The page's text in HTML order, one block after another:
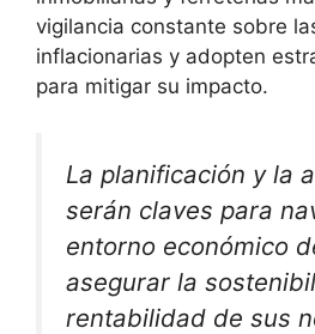
vigilancia constante sobre
inflacionarias y adopten
para mitigar su impacto.
La planificación y la
serán claves para
entorno económico
asegurar la
rentabilidad de sus